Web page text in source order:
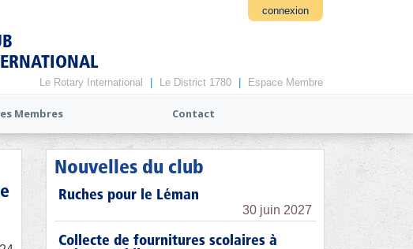
connexion
Le Rotary International Le District 1780 Espace Membre
Membres Contact
Nouvelles du club
Ruches pour le Léman
30 juin 2027
Collecte de fournitures scolaires à